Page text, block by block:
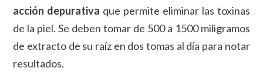
acción depurativa que permite eliminar las toxinas
de la piel. Se deben tomar de 500 a 1500 miligramos
de extracto de su raíz en dos tomas al día para notar
resultados.